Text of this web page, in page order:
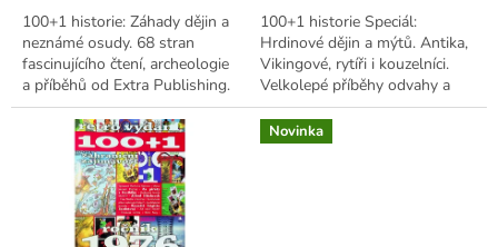
100+1 historie: Záhady dějin a
neznámé osudy. 68 stran
fascinujícího čtení, archeologie
a příběhů od Extra Publishing.
100+1 historie Speciál:
Hrdinové dějin a mýtů. Antika,
Vikingové, rytíři i kouzelníci.
Velkolepé příběhy odvahy a
magie.
Novinka